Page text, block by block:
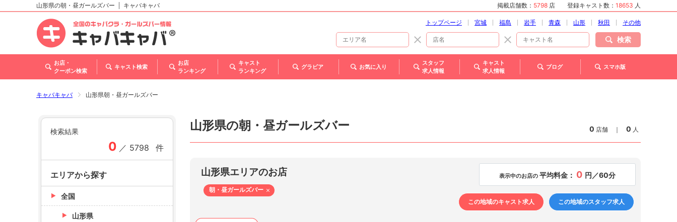
北海道
東北
甲信越・北陸
関西
山形県の朝・昼ガールズバー キャバキャバ 掲載店舗数： 5798 店 登録キャスト数： 18653 人
トップページ 宮城 福島 岩手 青森 山形 秋田 その他
検索
お店・
クーポン検索
キャスト検索
お店
ランキング
キャスト
ランキング
グラビア お気に入り
スタッフ
求人情報
キャスト
求人情報
ブログ スマホ版
キャバキャバ 山形県朝・昼ガールズバー
山形県の朝・昼ガールズバー 0 店舗 ｜ 0 人
山形県エリアのお店 表示中のお店の 平均料金： 0 円／60分
朝・昼ガールズバー
この地域のキャスト求人
この地域のスタッフ求人
検索結果
0 ／ 5798 件
エリアから探す
全国
山形県